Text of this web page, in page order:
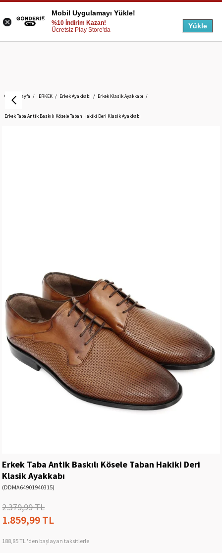
Anasayfa ERKEK Erkek Ayakkabı Erkek Klasik Ayakkabı
Erkek Taba Antik Baskılı Kösele Taban Hakiki Deri Klasik Ayakkabı
Erkek Taba Antik Baskılı Kösele Taban Hakiki Deri
Klasik Ayakkabı
(DDMA64901940315)
2.379,99 TL
1.859,99 TL
188,85 TL 'den başlayan taksitlerle
Mobil Uygulamayı Yükle!
%10 İndirim Kazan!
Ücretsiz Play Store'da
Yükle